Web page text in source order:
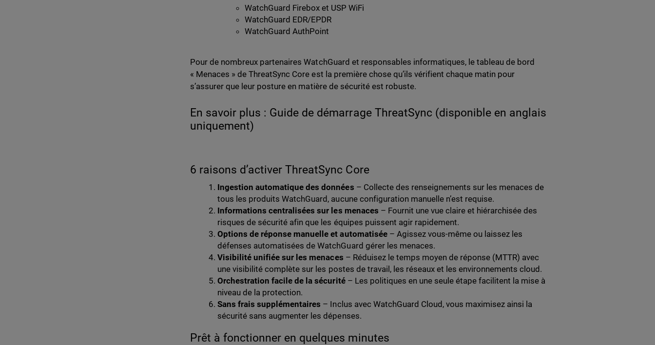
WatchGuard Firebox et USP WiFi
WatchGuard EDR/EPDR
WatchGuard AuthPoint
Pour de nombreux partenaires WatchGuard et responsables informatiques, le tableau de bord
« Menaces » de ThreatSync Core est la première chose qu’ils vérifient chaque matin pour
s’assurer que leur posture en matière de sécurité est robuste.
En savoir plus : Guide de démarrage ThreatSync (disponible en anglais
uniquement)
6 raisons d’activer ThreatSync Core
Ingestion automatique des données – Collecte des renseignements sur les menaces de
tous les produits WatchGuard, aucune configuration manuelle n’est requise.
Informations centralisées sur les menaces – Fournit une vue claire et hiérarchisée des
risques de sécurité afin que les équipes puissent agir rapidement.
Options de réponse manuelle et automatisée– Agissez vous-même ou laissez les
défenses automatisées de WatchGuard gérer les menaces.
Visibilité unifiée sur les menaces – Réduisez le temps moyen de réponse (MTTR) avec
une visibilité complète sur les postes de travail, les réseaux et les environnements cloud.
Orchestration facile de la sécurité – Les politiques en une seule étape facilitent la mise à
niveau de la protection.
Sans frais supplémentaires – Inclus avec WatchGuard Cloud, vous maximisez ainsi la
sécurité sans augmenter les dépenses.
Prêt à fonctionner en quelques minutes